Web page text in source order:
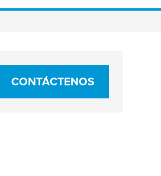
CONTÁCTENOS